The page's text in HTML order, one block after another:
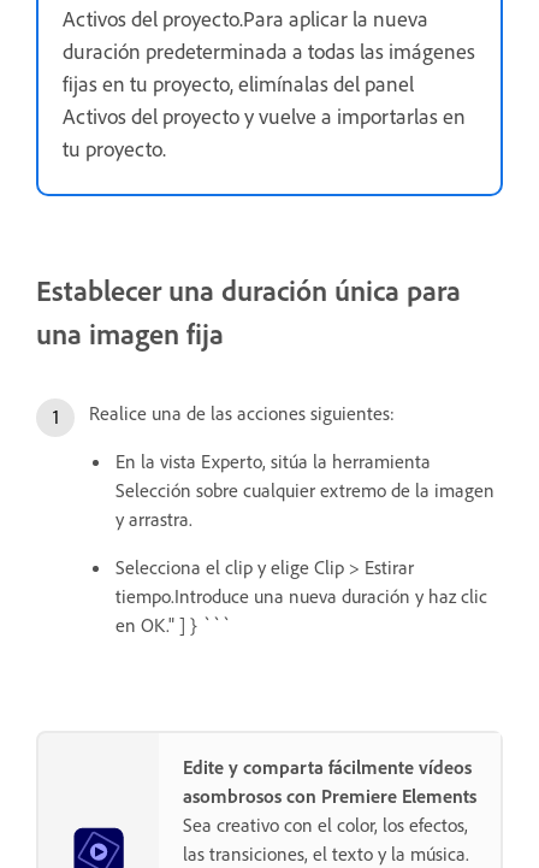
Activos del proyecto.Para aplicar la nueva
duración predeterminada a todas las imágenes
fijas en tu proyecto, elimínalas del panel
Activos del proyecto y vuelve a importarlas en
tu proyecto.
Establecer una duración única para
una imagen fija
Realice una de las acciones siguientes:
En la vista Experto, sitúa la herramienta
Selección sobre cualquier extremo de la imagen
y arrastra.
Selecciona el clip y elige Clip > Estirar
tiempo.Introduce una nueva duración y haz clic
en OK." ] } ```
Edite y comparta fácilmente vídeos
asombrosos con Premiere Elements
Sea creativo con el color, los efectos,
las transiciones, el texto y la música.